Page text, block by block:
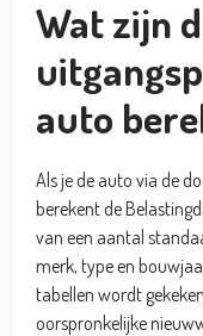
Wat zijn
auto
Als je de auto via de
berekent de
van een aantal
merk, type en
tabellen wordt
oorspronkelijke